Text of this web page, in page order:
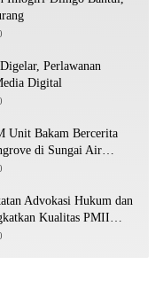
Perlawanan
Digital
Unit Bakam Bercerita
di Sungai Air
Advokasi Hukum dan
Kualitas PMII